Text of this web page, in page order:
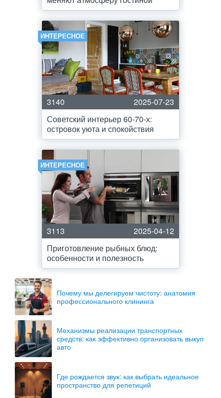
ИНТЕРЕСНОЕ
3140
2025-07-23
Советский интерьер 60-70-х:
островок уюта и спокойствия
ИНТЕРЕСНОЕ
3113
2025-04-12
Приготовление рыбных блюд:
особенности и полезность
Почему мы делегируем чистоту: анатомия
профессионального клининга
Механизмы реализации транспортных
средств: как эффективно организовать выкуп
авто
Где рождается звук: как выбрать идеальное
пространство для репетиций